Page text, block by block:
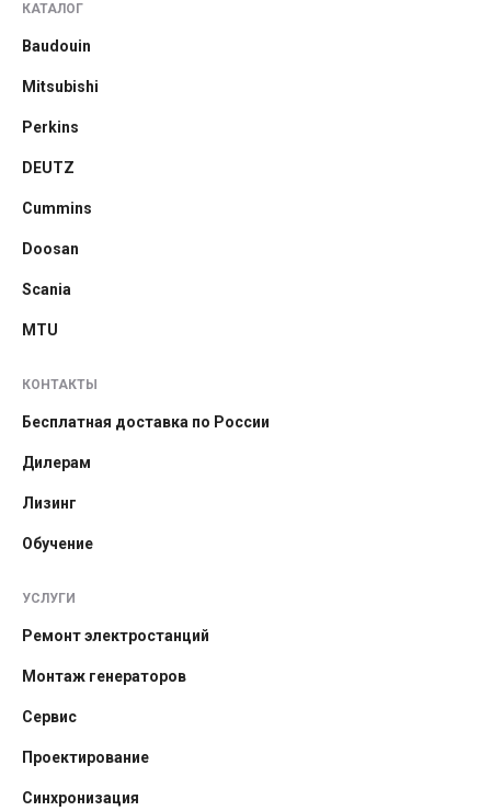
КАТАЛОГ
Baudouin
Mitsubishi
Perkins
DEUTZ
Cummins
Doosan
Scania
MTU
КОНТАКТЫ
Бесплатная доставка по России
Дилерам
Лизинг
Обучение
УСЛУГИ
Ремонт электростанций
Монтаж генераторов
Сервис
Проектирование
Синхронизация